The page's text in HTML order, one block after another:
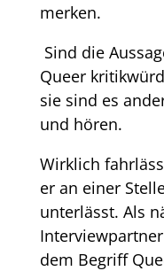
merken.
Sind die
Queer
sie sind es
und hören.
Wirklich
er an einer
unterlässt. Als
dem Begriff